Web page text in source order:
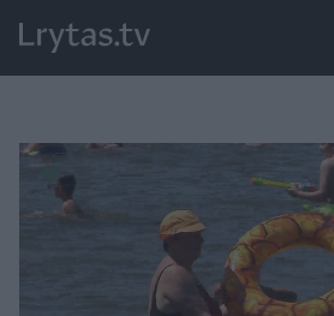
Paremkite Ukrainą